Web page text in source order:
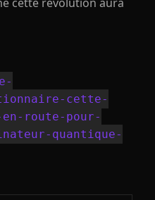
cette-
route-pour-
quantique-